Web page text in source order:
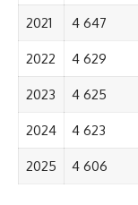
2021 4 647
2022 4 629
2023 4 625
2024 4 623
2025 4 606